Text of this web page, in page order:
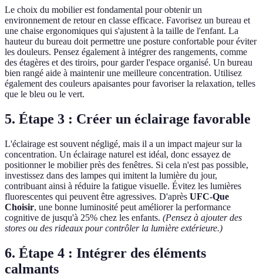
Le choix du mobilier est fondamental pour obtenir un
environnement de retour en classe efficace. Favorisez un bureau et
une chaise ergonomiques qui s'ajustent à la taille de l'enfant. La
hauteur du bureau doit permettre une posture confortable pour éviter
les douleurs. Pensez également à intégrer des rangements, comme
des étagères et des tiroirs, pour garder l'espace organisé. Un bureau
bien rangé aide à maintenir une meilleure concentration. Utilisez
également des couleurs apaisantes pour favoriser la relaxation, telles
que le bleu ou le vert.
5. Étape 3 : Créer un éclairage favorable
L'éclairage est souvent négligé, mais il a un impact majeur sur la
concentration. Un éclairage naturel est idéal, donc essayez de
positionner le mobilier près des fenêtres. Si cela n'est pas possible,
investissez dans des lampes qui imitent la lumière du jour,
contribuant ainsi à réduire la fatigue visuelle. Évitez les lumières
fluorescentes qui peuvent être agressives. D'après UFC-Que
Choisir, une bonne luminosité peut améliorer la performance
cognitive de jusqu'à 25% chez les enfants. (Pensez à ajouter des
stores ou des rideaux pour contrôler la lumière extérieure.)
6. Étape 4 : Intégrer des éléments
calmants